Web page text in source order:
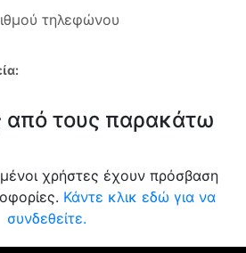
τηλεφώνου
από τους παρακάτω
χρήστες έχουν πρόσβαση
Κάντε κλικ εδώ για να
συνδεθείτε.